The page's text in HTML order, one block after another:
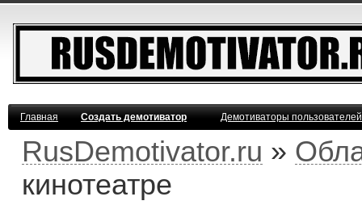
Главная Создать демотиватор Демотиваторы
RusDemotivator.ru »
кинотеатре